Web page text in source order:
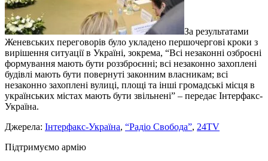
За результатами
Женевських переговорів було укладено першочергові кроки з
вирішення ситуації в Україні, зокрема, “Всі незаконні озброєні
формування мають бути роззброєнні; всі незаконно захоплені
будівлі мають бути повернуті законним власникам; всі
незаконно захоплені вулиці, площі та інші громадські місця в
українських містах мають бути звільнені” – передає Інтерфакс-
Україна.
Джерела: Інтерфакс-Україна, “Радіо Свобода”, 24TV
Підтримуємо армію